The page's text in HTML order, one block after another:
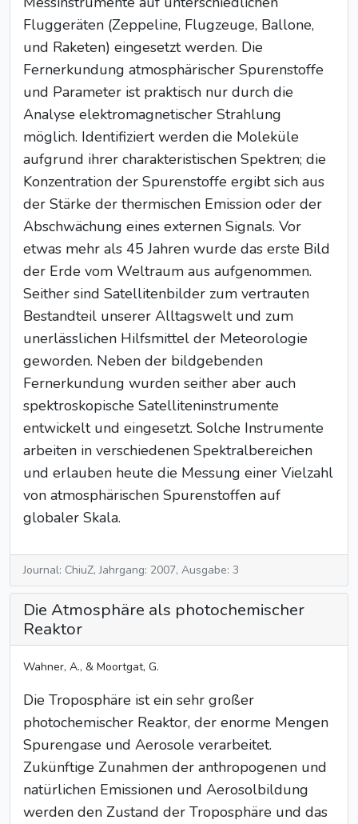
Fluggeräten (Zeppeline, Flugzeuge, Ballone,
und Raketen) eingesetzt werden. Die
Fernerkundung atmosphärischer Spurenstoffe
und Parameter ist praktisch nur durch die
Analyse elektromagnetischer Strahlung
möglich. Identifiziert werden die Moleküle
aufgrund ihrer charakteristischen Spektren; die
Konzentration der Spurenstoffe ergibt sich aus
der Stärke der thermischen Emission oder der
Abschwächung eines externen Signals. Vor
etwas mehr als 45 Jahren wurde das erste Bild
der Erde vom Weltraum aus aufgenommen.
Seither sind Satellitenbilder zum vertrauten
Bestandteil unserer Alltagswelt und zum
unerlässlichen Hilfsmittel der Meteorologie
geworden. Neben der bildgebenden
Fernerkundung wurden seither aber auch
spektroskopische Satelliteninstrumente
entwickelt und eingesetzt. Solche Instrumente
arbeiten in verschiedenen Spektralbereichen
und erlauben heute die Messung einer Vielzahl
von atmosphärischen Spurenstoffen auf
globaler Skala.
Journal: ChiuZ, Jahrgang: 2007, Ausgabe: 3
Die Atmosphäre als photochemischer
Reaktor
Wahner, A., & Moortgat, G.
Die Troposphäre ist ein sehr großer
photochemischer Reaktor, der enorme Mengen
Spurengase und Aerosole verarbeitet.
Zukünftige Zunahmen der anthropogenen und
natürlichen Emissionen und Aerosolbildung
werden den Zustand der Troposphäre und das